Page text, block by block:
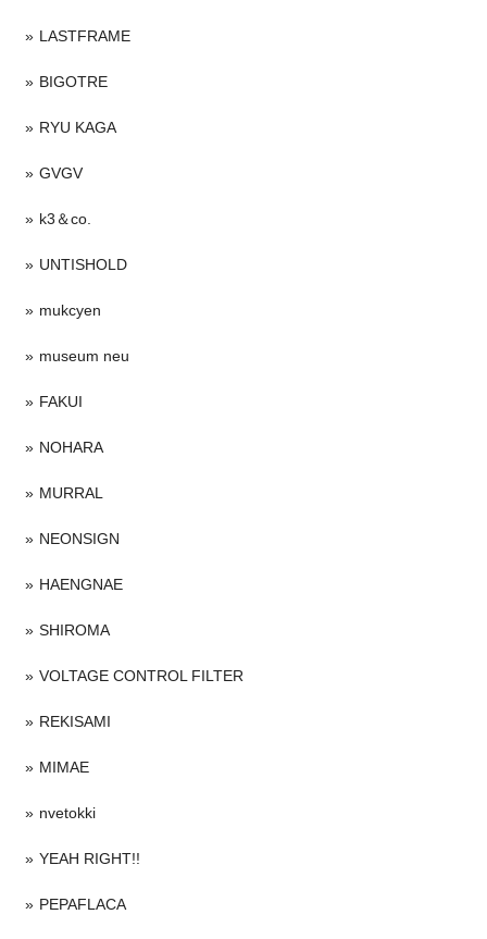
LASTFRAME
BIGOTRE
RYU KAGA
GVGV
k3＆co.
UNTISHOLD
mukcyen
museum neu
FAKUI
NOHARA
MURRAL
NEONSIGN
HAENGNAE
SHIROMA
VOLTAGE CONTROL FILTER
REKISAMI
MIMAE
nvetokki
YEAH RIGHT!!
PEPAFLACA